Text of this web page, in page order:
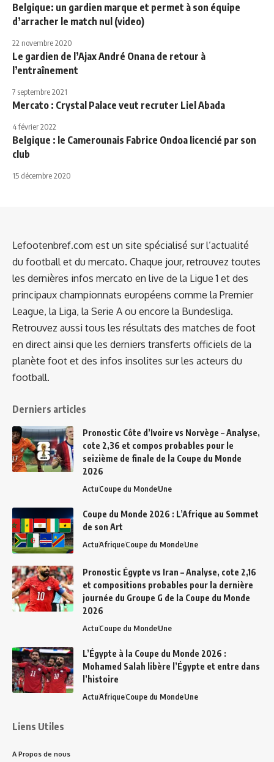
Belgique: un gardien marque et permet à son équipe
d’arracher le match nul (video)
22 novembre 2020
Le gardien de l’Ajax André Onana de retour à
l’entraînement
7 septembre 2021
Mercato : Crystal Palace veut recruter Liel Abada
4 février 2022
Belgique : le Camerounais Fabrice Ondoa licencié par son
club
15 décembre 2020
Lefootenbref.com est un site spécialisé sur l’actualité
du football et du mercato. Chaque jour, retrouvez toutes
les dernières infos mercato en live de la Ligue 1 et des
principaux championnats européens comme la Premier
League, la Liga, la Serie A ou encore la Bundesliga.
Retrouvez aussi tous les résultats des matches de foot
en direct ainsi que les derniers transferts officiels de la
planète foot et des infos insolites sur les acteurs du
football.
Derniers articles
Pronostic Côte d’Ivoire vs Norvège – Analyse,
cote 2,36 et compos probables pour le
seizième de finale de la Coupe du Monde
2026
ActuCoupe du MondeUne
Coupe du Monde 2026 : L’Afrique au Sommet
de son Art
ActuAfriqueCoupe du MondeUne
Pronostic Égypte vs Iran – Analyse, cote 2,16
et compositions probables pour la dernière
journée du Groupe G de la Coupe du Monde
2026
ActuCoupe du MondeUne
L’Égypte à la Coupe du Monde 2026 :
Mohamed Salah libère l’Égypte et entre dans
l’histoire
ActuAfriqueCoupe du MondeUne
Liens Utiles
A Propos de nous